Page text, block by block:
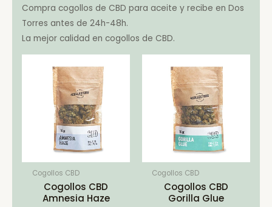
Compra cogollos de CBD para aceite y recibe en Dos
Torres antes de 24h-48h.
La mejor calidad en cogollos de CBD.
Cogollos CBD
Cogollos CBD
Amnesia Haze
Cogollos CBD
Cogollos CBD
Gorilla Glue